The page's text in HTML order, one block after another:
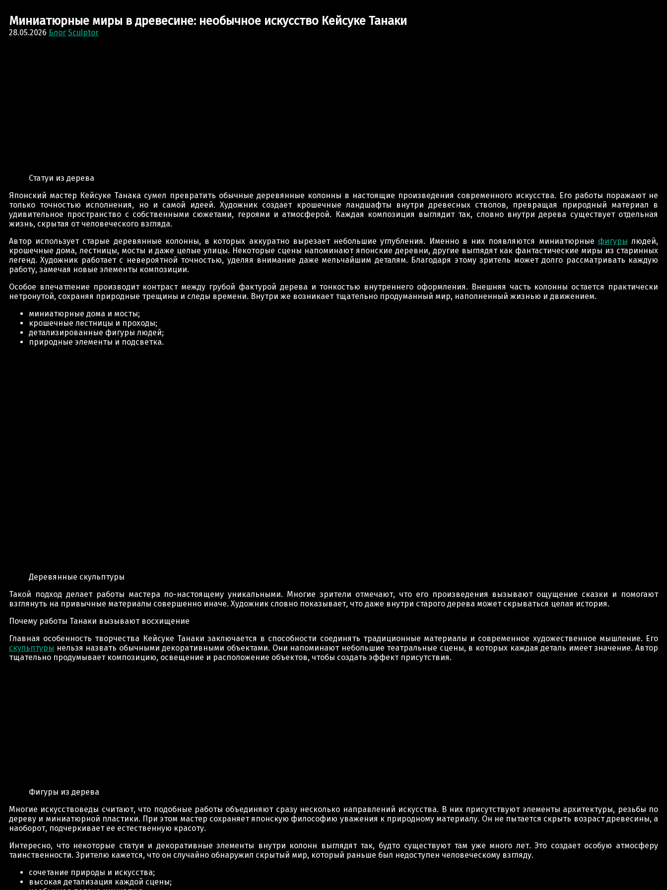
Миниатюрные миры в древесине: необычное искусство Кейсуке Танаки
28.05.2026 Блог Sculptor
Статуи из дерева
Японский мастер Кейсуке Танака сумел превратить обычные деревянные колонны в настоящие произведения современного искусства. Его работы поражают не
только точностью исполнения, но и самой идеей. Художник создает крошечные ландшафты внутри древесных стволов, превращая природный материал в
удивительное пространство с собственными сюжетами, героями и атмосферой. Каждая композиция выглядит так, словно внутри дерева существует отдельная
жизнь, скрытая от человеческого взгляда.
Автор использует старые деревянные колонны, в которых аккуратно вырезает небольшие углубления. Именно в них появляются миниатюрные фигуры людей,
крошечные дома, лестницы, мосты и даже целые улицы. Некоторые сцены напоминают японские деревни, другие выглядят как фантастические миры из старинных
легенд. Художник работает с невероятной точностью, уделяя внимание даже мельчайшим деталям. Благодаря этому зритель может долго рассматривать каждую
работу, замечая новые элементы композиции.
Особое впечатление производит контраст между грубой фактурой дерева и тонкостью внутреннего оформления. Внешняя часть колонны остается практически
нетронутой, сохраняя природные трещины и следы времени. Внутри же возникает тщательно продуманный мир, наполненный жизнью и движением.
миниатюрные дома и мосты;
крошечные лестницы и проходы;
детализированные фигуры людей;
природные элементы и подсветка.
Деревянные скульптуры
Такой подход делает работы мастера по-настоящему уникальными. Многие зрители отмечают, что его произведения вызывают ощущение сказки и помогают
взглянуть на привычные материалы совершенно иначе. Художник словно показывает, что даже внутри старого дерева может скрываться целая история.
Почему работы Танаки вызывают восхищение
Главная особенность творчества Кейсуке Танаки заключается в способности соединять традиционные материалы и современное художественное мышление. Его
скульптуры нельзя назвать обычными декоративными объектами. Они напоминают небольшие театральные сцены, в которых каждая деталь имеет значение. Автор
тщательно продумывает композицию, освещение и расположение объектов, чтобы создать эффект присутствия.
Фигуры из дерева
Многие искусствоведы считают, что подобные работы объединяют сразу несколько направлений искусства. В них присутствуют элементы архитектуры, резьбы по
дереву и миниатюрной пластики. При этом мастер сохраняет японскую философию уважения к природному материалу. Он не пытается скрыть возраст древесины, а
наоборот, подчеркивает ее естественную красоту.
Интересно, что некоторые статуи и декоративные элементы внутри колонн выглядят так, будто существуют там уже много лет. Это создает особую атмосферу
таинственности. Зрителю кажется, что он случайно обнаружил скрытый мир, который раньше был недоступен человеческому взгляду.
сочетание природы и искусства;
высокая детализация каждой сцены;